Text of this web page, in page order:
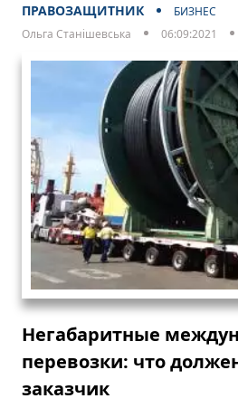
ПРАВОЗАЩИТНИК
БИЗНЕС
Ольга Станішевська
06:09:2021
Негабаритные
перевозки: что
заказчик